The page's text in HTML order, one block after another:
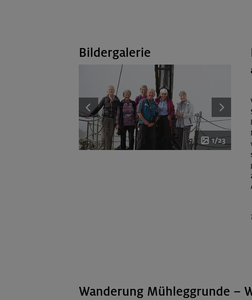
Bildergalerie
1/23
Wanderung Mühleggrunde –